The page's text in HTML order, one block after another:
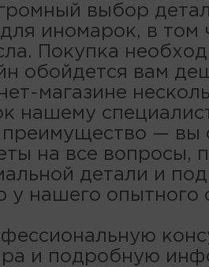
выбор
иномарок, в том
Покупка
обойдется вам
магазине
нашему
преимущество — вы
на все вопросы,
детали и
у нашего опытного
и подробную